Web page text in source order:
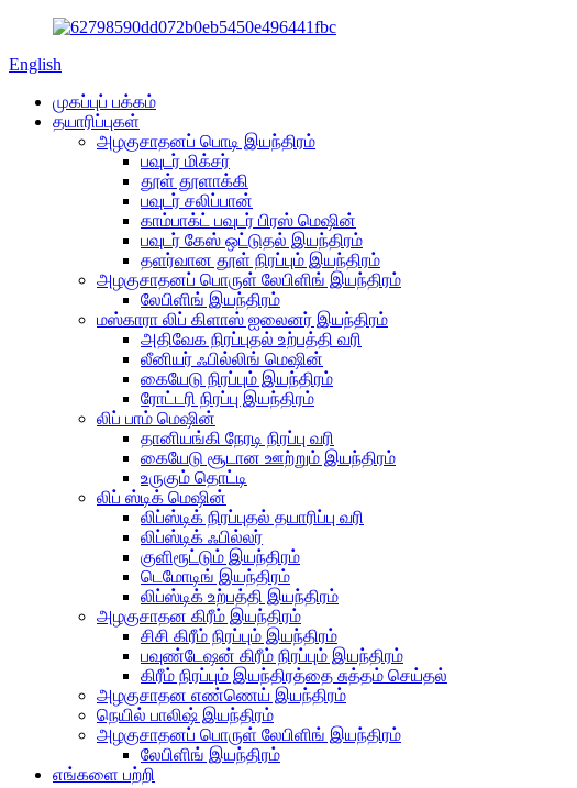
English
முகப்புப் பக்கம்
தயாரிப்புகள்
அழகுசாதனப் பொடி இயந்திரம்
பவுடர் மிக்சர்
தூள் தூளாக்கி
பவுடர் சலிப்பான்
காம்பாக்ட் பவுடர் பிரஸ் மெஷின்
பவுடர் கேஸ் ஒட்டுதல் இயந்திரம்
தளர்வான தூள் நிரப்பும் இயந்திரம்
அழகுசாதனப் பொருள் லேபிளிங் இயந்திரம்
லேபிளிங் இயந்திரம்
மஸ்காரா லிப் கிளாஸ் ஐலைனர் இயந்திரம்
அதிவேக நிரப்புதல் உற்பத்தி வரி
லீனியர் ஃபில்லிங் மெஷின்
கையேடு நிரப்பும் இயந்திரம்
ரோட்டரி நிரப்பு இயந்திரம்
லிப் பாம் மெஷின்
தானியங்கி நேரடி நிரப்பு வரி
கையேடு சூடான ஊற்றும் இயந்திரம்
உருகும் தொட்டி
லிப் ஸ்டிக் மெஷின்
லிப்ஸ்டிக் நிரப்புதல் தயாரிப்பு வரி
லிப்ஸ்டிக் ஃபில்லர்
குளிரூட்டும் இயந்திரம்
டெமோடிங் இயந்திரம்
லிப்ஸ்டிக் உற்பத்தி இயந்திரம்
அழகுசாதன கிரீம் இயந்திரம்
சிசி கிரீம் நிரப்பும் இயந்திரம்
பவுண்டேஷன் கிரீம் நிரப்பும் இயந்திரம்
கிரீம் நிரப்பும் இயந்திரத்தை சுத்தம் செய்தல்
அழகுசாதன எண்ணெய் இயந்திரம்
நெயில் பாலிஷ் இயந்திரம்
அழகுசாதனப் பொருள் லேபிளிங் இயந்திரம்
லேபிளிங் இயந்திரம்
எங்களை பற்றி